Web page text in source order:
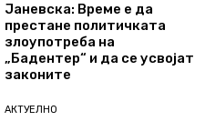
Јаневска: Време е да
престане политичката
злоупотреба на
„Бадентер“ и да се усвојат
законите
АКТУЕЛНО